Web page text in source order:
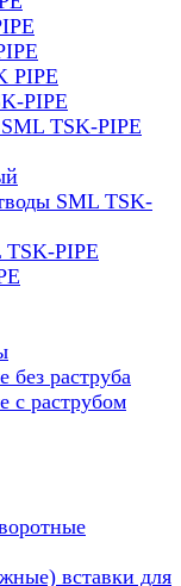
PIPE
PIPE
TSK-PIPE
SML TSK-
PIPE
раструба
с раструбом
вставки для